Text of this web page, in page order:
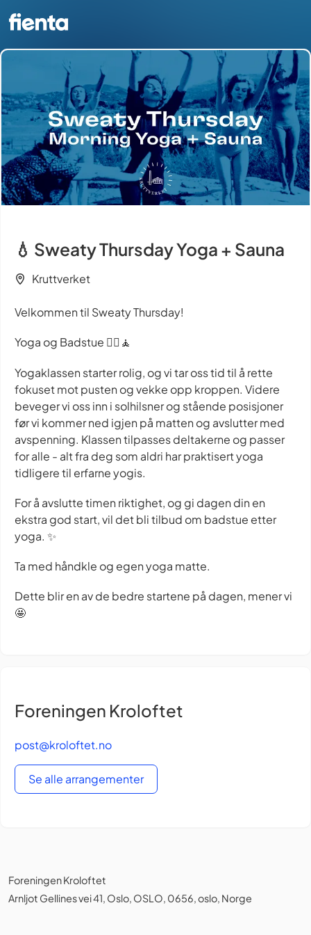
💧 Sweaty Thursday Yoga + Sauna
Kruttverket
Velkommen til Sweaty Thursday!
Yoga og Badstue 🧖‍♀️🧘
Yogaklassen starter rolig, og vi tar oss tid til å rette
fokuset mot pusten og vekke opp kroppen. Videre
beveger vi oss inn i solhilsner og stående posisjoner
før vi kommer ned igjen på matten og avslutter med
avspenning. Klassen tilpasses deltakerne og passer
for alle - alt fra deg som aldri har praktisert yoga
tidligere til erfarne yogis.
For å avslutte timen riktighet, og gi dagen din en
ekstra god start, vil det bli tilbud om badstue etter
yoga. ✨
Ta med håndkle og egen yoga matte.
Dette blir en av de bedre startene på dagen, mener vi
🤩
Foreningen Kroloftet
post@kroloftet.no
Se alle arrangementer
Foreningen Kroloftet
Arnljot Gellines vei 41, Oslo, OSLO, 0656, oslo, Norge